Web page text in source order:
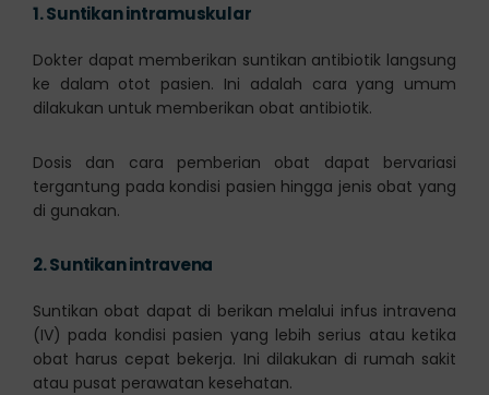
1.Suntikan intramuskular
Dokter dapat memberikan suntikan antibiotik langsung
ke dalam otot pasien. Ini adalah cara yang umum
dilakukan untuk memberikan obat antibiotik.
Dosis dan cara pemberian obat dapat bervariasi
tergantung pada kondisi pasien hingga jenis obat yang
di gunakan.
2.Suntikan intravena
Suntikan obat dapat di berikan melalui infus intravena
(IV) pada kondisi pasien yang lebih serius atau ketika
obat harus cepat bekerja. Ini dilakukan di rumah sakit
atau pusat perawatan kesehatan.